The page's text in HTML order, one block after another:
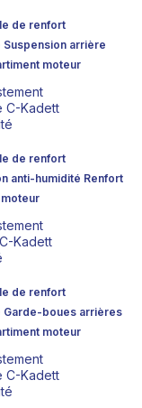
de renfort
arrière
moteur
C-Kadett
de renfort
anti-humidité Renfort
Kadett
de renfort
Garde-boues arrières
moteur
C-Kadett